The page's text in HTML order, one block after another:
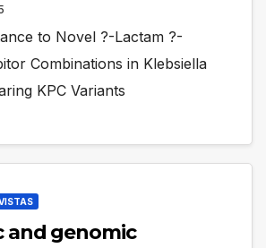
to Novel ?-Lactam ?-
Combinations in Klebsiella
KPC Variants
and genomic